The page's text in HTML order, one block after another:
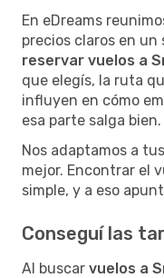
En eDreams
precios claros en un
reservar vuelos a
que elegís, la ruta
influyen en cómo
esa parte salga bien.
Nos adaptamos a
mejor. Encontrar el
simple, y a eso
Conseguí las
Al buscar vuelos a